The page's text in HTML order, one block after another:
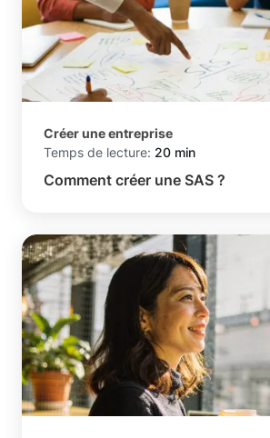
Créer une entreprise
Temps de lecture: 20 min
Comment créer une SAS ?